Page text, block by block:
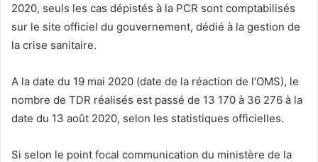
2020, seuls les cas dépistés à la PCR sont comptabilisés
sur le site officiel du gouvernement, dédié à la gestion de
la crise sanitaire.
A la date du 19 mai 2020 (date de la réaction de l’OMS), le
nombre de TDR réalisés est passé de 13 170 à 36 276 à la
date du 13 août 2020, selon les statistiques officielles.
Si selon le point focal communication du ministère de la